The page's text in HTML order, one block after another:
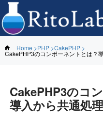
Home PHP CakePHP
CakePHP3のコンポーネントとは？
CakePHP3のコ
導入から共通処